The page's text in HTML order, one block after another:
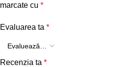
marcate cu *
Evaluarea ta *
Recenzia ta *